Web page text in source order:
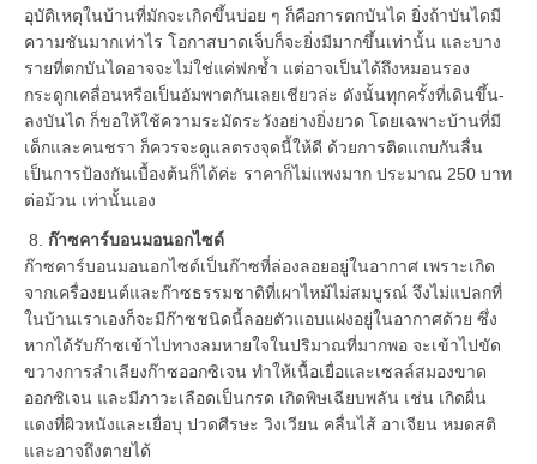
อุบัติเหตุในบ้านที่มักจะเกิดขึ้นบ่อย ๆ ก็คือการตกบันได ยิ่งถ้าบันไดมี
ความชันมากเท่าไร โอกาสบาดเจ็บก็จะยิ่งมีมากขึ้นเท่านั้น และบาง
รายที่ตกบันไดอาจจะไม่ใช่แค่ฟกช้ำ แต่อาจเป็นได้ถึงหมอนรอง
กระดูกเคลื่อนหรือเป็นอัมพาตกันเลยเชียวล่ะ ดังนั้นทุกครั้งที่เดินขึ้น-
ลงบันได ก็ขอให้ใช้ความระมัดระวังอย่างยิ่งยวด โดยเฉพาะบ้านที่มี
เด็กและคนชรา ก็ควรจะดูแลตรงจุดนี้ให้ดี ด้วยการติดแถบกันลื่น
เป็นการป้องกันเบื้องต้นก็ได้ค่ะ ราคาก็ไม่แพงมาก ประมาณ 250 บาท
ต่อม้วน เท่านั้นเอง
8. ก๊าซคาร์บอนมอนอกไซด์
ก๊าซคาร์บอนมอนอกไซด์เป็นก๊าซที่ล่องลอยอยู่ในอากาศ เพราะเกิด
จากเครื่องยนต์และก๊าซธรรมชาติที่เผาไหม้ไม่สมบูรณ์ จึงไม่แปลกที่
ในบ้านเราเองก็จะมีก๊าซชนิดนี้ลอยตัวแอบแฝงอยู่ในอากาศด้วย ซึ่ง
หากได้รับก๊าซเข้าไปทางลมหายใจในปริมาณที่มากพอ จะเข้าไปขัด
ขวางการลำเลียงก๊าซออกซิเจน ทำให้เนื้อเยื่อและเซลล์สมองขาด
ออกซิเจน และมีภาวะเลือดเป็นกรด เกิดพิษเฉียบพลัน เช่น เกิดผื่น
แดงที่ผิวหนังและเยื่อบุ ปวดศีรษะ วิงเวียน คลื่นไส้ อาเจียน หมดสติ
และอาจถึงตายได้